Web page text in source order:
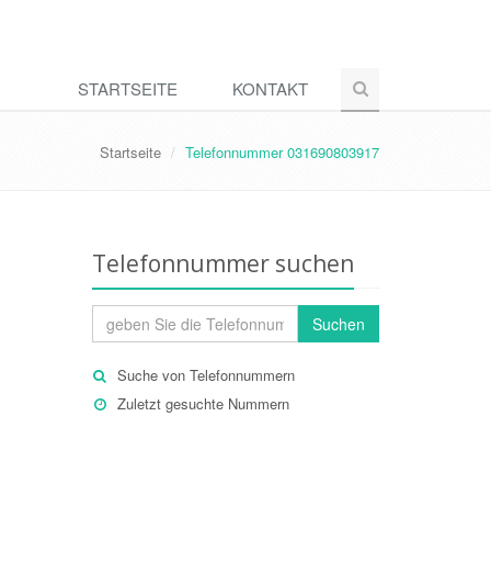
STARTSEITE KONTAKT
Startseite Telefonnummer 031690803917
Telefonnummer suchen
Suchen
Suche von Telefonnummern
Zuletzt gesuchte Nummern